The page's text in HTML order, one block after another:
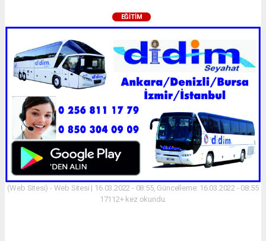
EĞITIM
(Web Sitesi) - Web Sitesi | 16.03.2022 - 08:55, Güncelleme: 16.03.2022 - 08:55
17112+ kez okundu.